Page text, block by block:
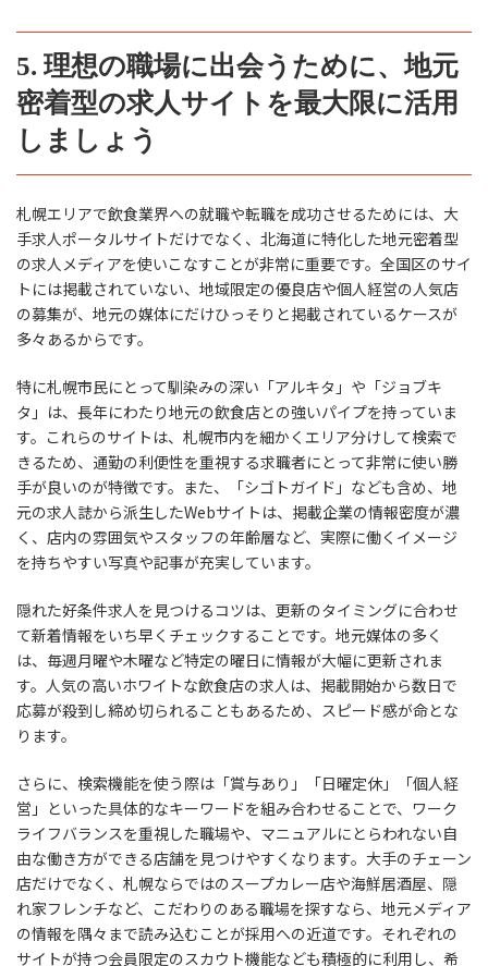
5. 理想の職場に出会うために、地元
密着型の求人サイトを最大限に活用
しましょう
札幌エリアで飲食業界への就職や転職を成功させるためには、大
手求人ポータルサイトだけでなく、北海道に特化した地元密着型
の求人メディアを使いこなすことが非常に重要です。全国区のサイ
トには掲載されていない、地域限定の優良店や個人経営の人気店
の募集が、地元の媒体にだけひっそりと掲載されているケースが
多々あるからです。
特に札幌市民にとって馴染みの深い「アルキタ」や「ジョブキ
タ」は、長年にわたり地元の飲食店との強いパイプを持っていま
す。これらのサイトは、札幌市内を細かくエリア分けして検索で
きるため、通勤の利便性を重視する求職者にとって非常に使い勝
手が良いのが特徴です。また、「シゴトガイド」なども含め、地
元の求人誌から派生したWebサイトは、掲載企業の情報密度が濃
く、店内の雰囲気やスタッフの年齢層など、実際に働くイメージ
を持ちやすい写真や記事が充実しています。
隠れた好条件求人を見つけるコツは、更新のタイミングに合わせ
て新着情報をいち早くチェックすることです。地元媒体の多く
は、毎週月曜や木曜など特定の曜日に情報が大幅に更新されま
す。人気の高いホワイトな飲食店の求人は、掲載開始から数日で
応募が殺到し締め切られることもあるため、スピード感が命とな
ります。
さらに、検索機能を使う際は「賞与あり」「日曜定休」「個人経
営」といった具体的なキーワードを組み合わせることで、ワーク
ライフバランスを重視した職場や、マニュアルにとらわれない自
由な働き方ができる店舗を見つけやすくなります。大手のチェーン
店だけでなく、札幌ならではのスープカレー店や海鮮居酒屋、隠
れ家フレンチなど、こだわりのある職場を探すなら、地元メディア
の情報を隅々まで読み込むことが採用への近道です。それぞれの
サイトが持つ会員限定のスカウト機能なども積極的に利用し、希